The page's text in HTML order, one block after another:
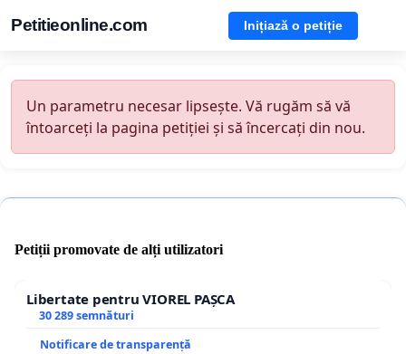
Petitieonline.com Inițiază o petiție
Un parametru necesar lipsește. Vă rugăm să vă
întoarceți la pagina petiției și să încercați din nou.
Petiții promovate de alți utilizatori
Libertate pentru VIOREL PAȘCA
30 289 semnături
Notificare de transparență